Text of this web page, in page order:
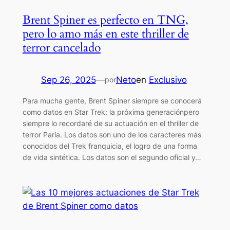
Brent Spiner es perfecto en TNG,
pero lo amo más en este thriller de
terror cancelado
Sep 26, 2025—porNetoen Exclusivo
Para mucha gente, Brent Spiner siempre se conocerá
como datos en Star Trek: la próxima generaciónpero
siempre lo recordaré de su actuación en el thriller de
terror Paria. Los datos son uno de los caracteres más
conocidos del Trek franquicia, el logro de una forma
de vida sintética. Los datos son el segundo oficial y…